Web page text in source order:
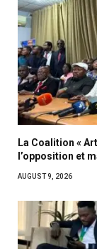
La Coalition «
l’opposition et
AUGUST 9, 2026